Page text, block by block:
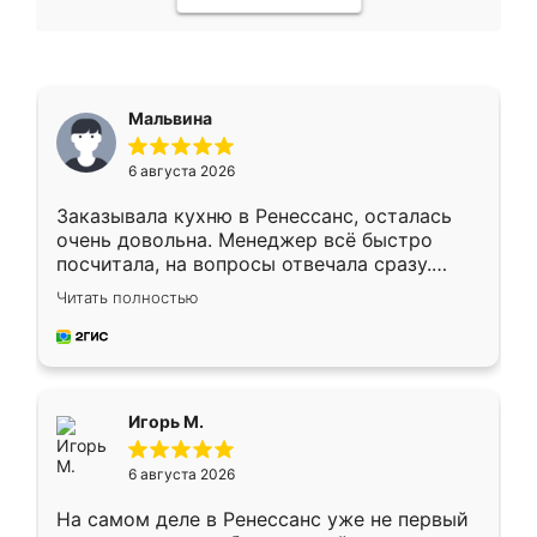
Мальвина
6 августа 2026
Заказывала кухню в Ренессанс, осталась
очень довольна. Менеджер всё быстро
посчитала, на вопросы отвечала сразу.
Замерщик приехал в субботу, подошёл к
делу со всей ответственностью. Собрали
за день, ребята работали аккуратно, даже
Читать полностью
Игорь М.
6 августа 2026
На самом деле в Ренессанс уже не первый